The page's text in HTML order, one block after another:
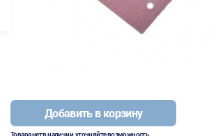
Добавить в корзину
Товара нет в наличии, уточняйте возможность